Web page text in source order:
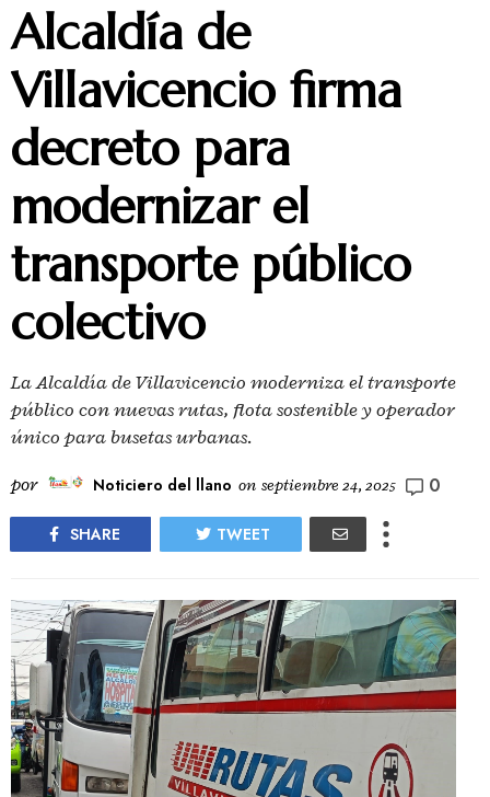
Alcaldía de
Villavicencio firma
decreto para
modernizar el
transporte público
colectivo
La Alcaldía de Villavicencio moderniza el transporte
público con nuevas rutas, flota sostenible y operador
único para busetas urbanas.
por Noticiero del llano on septiembre 24, 2025 0
SHARE TWEET